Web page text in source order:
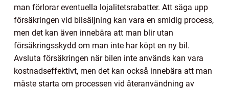
man förlorar eventuella lojalitetsrabatter. Att säga upp
försäkringen vid bilsäljning kan vara en smidig process,
men det kan även innebära att man blir utan
försäkringsskydd om man inte har köpt en ny bil.
Avsluta försäkringen när bilen inte används kan vara
kostnadseffektivt, men det kan också innebära att man
måste starta om processen vid återanvändning av